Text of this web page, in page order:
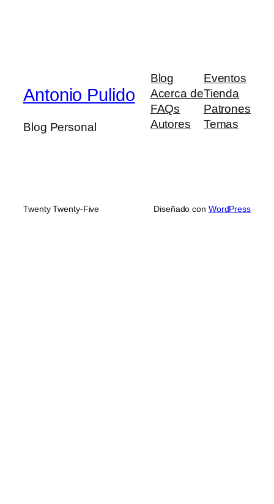
Antonio Pulido
Blog Personal
Blog
Acerca de
FAQs
Autores
Eventos
Tienda
Patrones
Temas
Twenty Twenty-Five Diseñado con WordPress